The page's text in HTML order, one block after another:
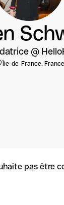
@
Île-de-France, France
pas être